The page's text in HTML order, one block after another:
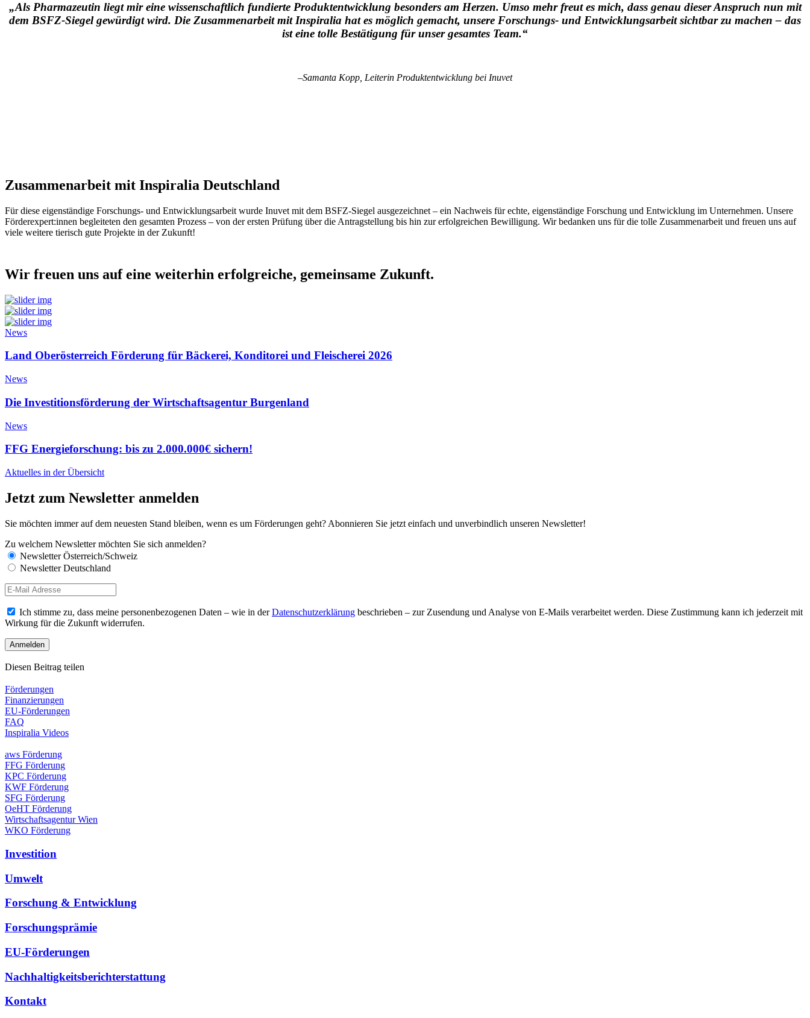
„Als Pharmazeutin liegt mir eine wissenschaftlich fundierte Produktentwicklung besonders am Herzen. Umso mehr freut es mich, dass genau dieser Anspruch nun mit
dem BSFZ-Siegel gewürdigt wird. Die Zusammenarbeit mit Inspiralia hat es möglich gemacht, unsere Forschungs- und Entwicklungsarbeit sichtbar zu machen – das
ist eine tolle Bestätigung für unser gesamtes Team.“
–Samanta Kopp, Leiterin Produktentwicklung bei Inuvet
Zusammenarbeit mit Inspiralia Deutschland
Für diese eigenständige Forschungs- und Entwicklungsarbeit wurde Inuvet mit dem BSFZ-Siegel ausgezeichnet – ein Nachweis für echte, eigenständige Forschung und Entwicklung im Unternehmen. Unsere
Förderexpert:innen begleiteten den gesamten Prozess – von der ersten Prüfung über die Antragstellung bis hin zur erfolgreichen Bewilligung. Wir bedanken uns für die tolle Zusammenarbeit und freuen uns auf
viele weitere tierisch gute Projekte in der Zukunft!
Wir freuen uns auf eine weiterhin erfolgreiche, gemeinsame Zukunft.
News
Land Oberösterreich Förderung für Bäckerei, Konditorei und Fleischerei 2026
News
Die Investitionsförderung der Wirtschaftsagentur Burgenland
News
FFG Energieforschung: bis zu 2.000.000€ sichern!
Aktuelles in der Übersicht
Jetzt zum Newsletter anmelden
Sie möchten immer auf dem neuesten Stand bleiben, wenn es um Förderungen geht? Abonnieren Sie jetzt einfach und unverbindlich unseren Newsletter!
Zu welchem Newsletter möchten Sie sich anmelden?
Newsletter Österreich/Schweiz
Newsletter Deutschland
Ich stimme zu, dass meine personenbezogenen Daten – wie in derDatenschutzerklärung beschrieben – zur Zusendung und Analyse von E-Mails verarbeitet werden. Diese Zustimmung kann ich jederzeit mit
Wirkung für die Zukunft widerrufen.
Diesen Beitrag teilen
Förderungen
Finanzierungen
EU-Förderungen
FAQ
Inspiralia Videos
aws Förderung
FFG Förderung
KPC Förderung
KWF Förderung
SFG Förderung
OeHT Förderung
Wirtschaftsagentur Wien
WKO Förderung
Investition
Umwelt
Forschung & Entwicklung
Forschungsprämie
EU-Förderungen
Nachhaltigkeitsberichterstattung
Kontakt